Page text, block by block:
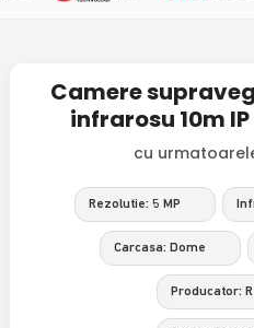
Camere
infrarosu 10m
cu
Rezolutie: 5 MP
Carcasa: Dome
Producator: